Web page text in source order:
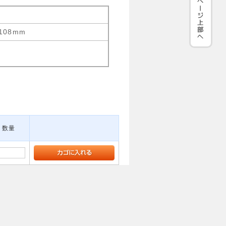
数量